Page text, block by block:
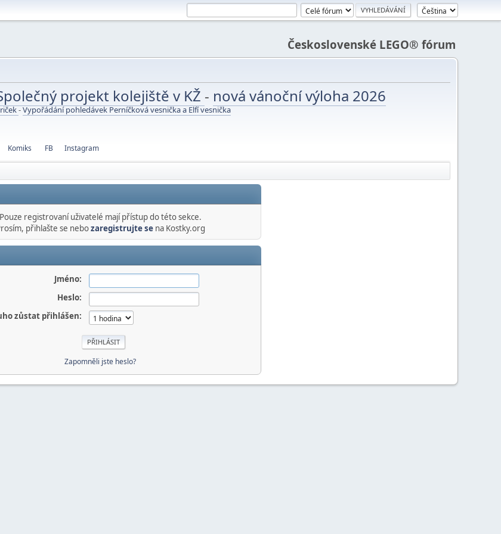
Československé LEGO® fórum
projekt kolejiště v KŽ - nová vánoční výloha 2026
-Vypořádání pohledávek Perníčková vesnička a Elfí vesnička
Komiks FB Instagram
Pouze registrovaní uživatelé mají přístup do této sekce.
přihlašte se nebozaregistrujte sena Kostky.org
Jméno:
Heslo:
zůstat přihlášen:
Zapomněli jste heslo?